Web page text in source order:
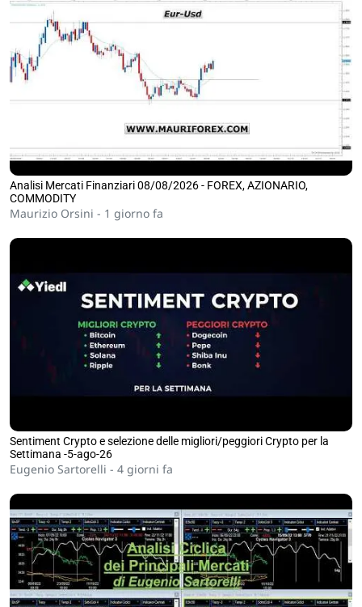
Analisi Mercati Finanziari 08/08/2026 - FOREX, AZIONARIO,
COMMODITY
Maurizio Orsini - 1 giorno fa
Sentiment Crypto e selezione delle migliori/peggiori Crypto per la
Settimana -5-ago-26
Eugenio Sartorelli - 4 giorni fa